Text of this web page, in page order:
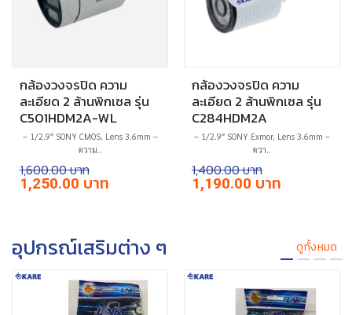
กล้องวงจรปิด ความ
ละเอียด 2 ล้านพิกเซล รุ่น
C501HDM2A-WL
1,600.00
Original
price
1,250.00 Current
price
– 1/2.9″ SONY CMOS, Lens 3.6mm –
ความ..
กล้องวงจรปิด ความ
ละเอียด 2 ล้านพิกเซล รุ่น
C284HDM2A
1,400.00
Original
price
1,190.00 Current
price
– 1/2.9″ SONY Exmor, Lens 3.6mm –
ควา..
อุปกรณ์เสริมต่าง ๆ ดูทั้งหมด